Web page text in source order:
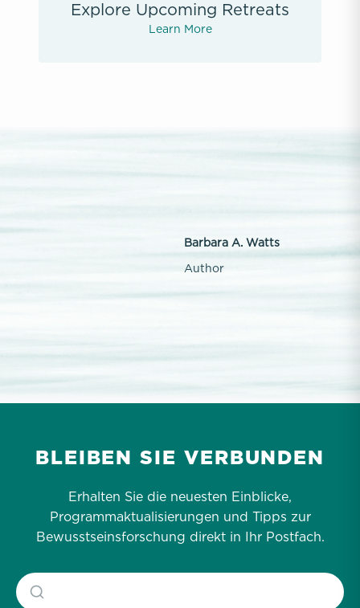
Explore Upcoming Retreats
Learn More
Barbara A. Watts
Author
BLEIBEN SIE VERBUNDEN
Erhalten Sie die neuesten Einblicke,
Programmaktualisierungen und Tipps zur
Bewusstseinsforschung direkt in Ihr Postfach.